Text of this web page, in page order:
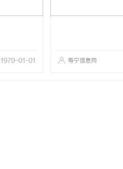
1970-01-01 寿宁信息网